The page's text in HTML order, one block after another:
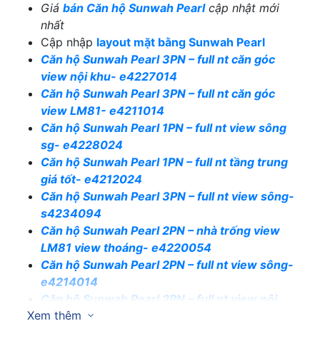
Giá bán Căn hộ Sunwah Pearlcập nhật mới
nhất
Cập nhập layout mặt bằng Sunwah Pearl
Căn hộ Sunwah Pearl 3PN – full nt căn góc
view nội khu- e4227014
Căn hộ Sunwah Pearl 3PN – full nt căn góc
view LM81- e4211014
Căn hộ Sunwah Pearl 1PN – full nt view sông
sg- e4228024
Căn hộ Sunwah Pearl 1PN – full nt tầng trung
giá tốt- e4212024
Căn hộ Sunwah Pearl 3PN – full nt view sông-
s4234094
Căn hộ Sunwah Pearl 2PN – nhà trống view
LM81 view thoáng- e4220054
Căn hộ Sunwah Pearl 2PN – full nt view sông-
e4214014
Căn hộ Sunwah Pearl 2PN – full nt view nội
khu- e4208134
Xem thêm